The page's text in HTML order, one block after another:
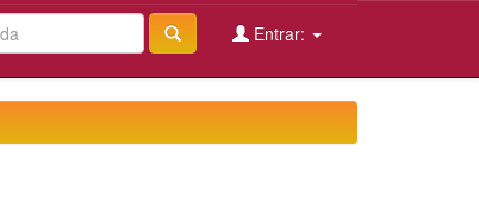
Entrar: